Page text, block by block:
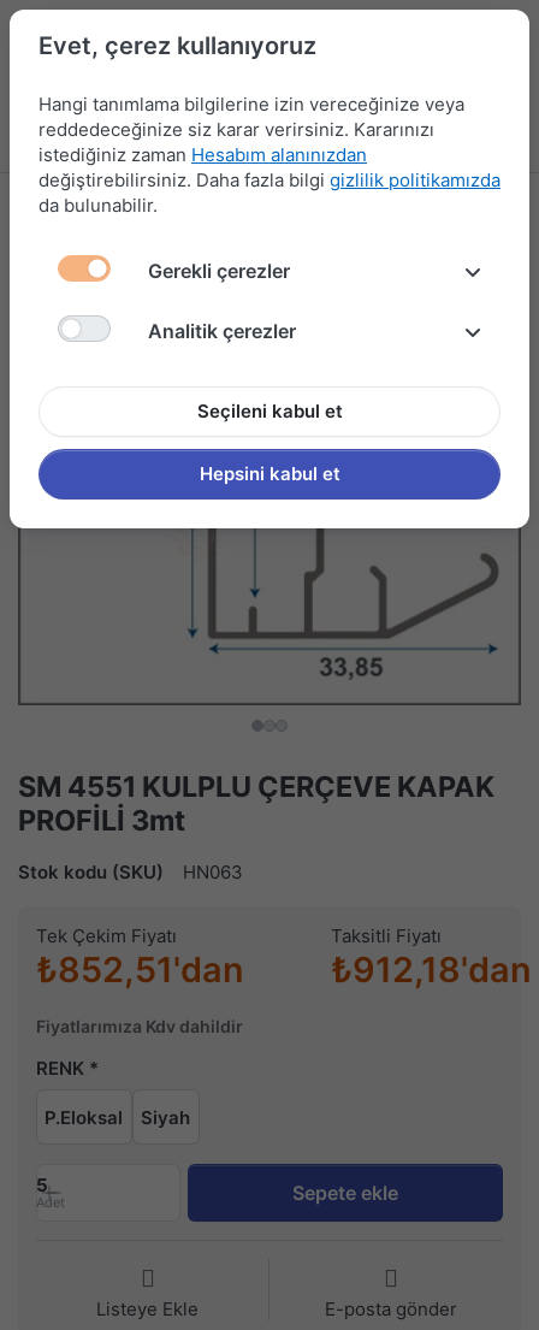
Menü Kampanyalar Yeni Ürünler Giriş yap
SM 4551 KULPLU ÇERÇEVE KAPAK
PROFİLİ 3mt
Stok kodu (SKU) HN063
Tek Çekim Fiyatı
₺852,51'dan
Taksitli Fiyatı
₺912,18'dan
Fiyatlarımıza Kdv dahildir
RENK
P.Eloksal Siyah
5
Adet Sepete ekle
Listeye Ekle E-posta gönder
Evet, çerez kullanıyoruz
Hangi tanımlama bilgilerine izin vereceğinize veya
reddedeceğinize siz karar verirsiniz. Kararınızı
istediğiniz zaman Hesabım alanınızdan
değiştirebilirsiniz. Daha fazla bilgi gizlilik politikamızda
da bulunabilir.
Gerekli çerezler
Analitik çerezler
Seçileni kabul et
Hepsini kabul et